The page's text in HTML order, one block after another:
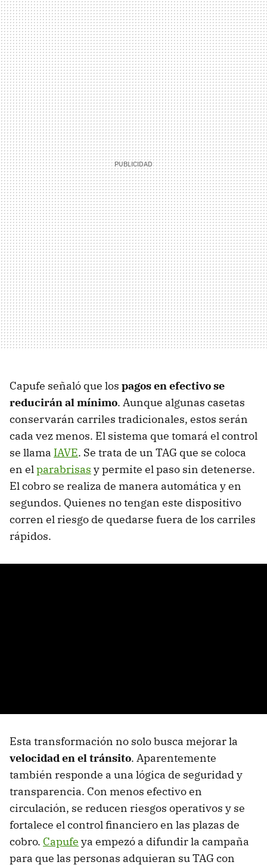
Capufe señaló que los pagos en efectivo se
reducirán al mínimo. Aunque algunas casetas
conservarán carriles tradicionales, estos serán
cada vez menos. El sistema que tomará el control
se llama IAVE. Se trata de un TAG que se coloca
en elparabrisas y permite el paso sin detenerse.
El cobro se realiza de manera automática y en
segundos. Quienes no tengan este dispositivo
corren el riesgo de quedarse fuera de los carriles
rápidos.
Esta transformación no solo busca mejorar la
velocidad en el tránsito. Aparentemente
también responde a una lógica de seguridad y
transparencia. Con menos efectivo en
circulación, se reducen riesgos operativos y se
fortalece el control financiero en las plazas de
cobro. Capufe ya empezó a difundir la campaña
para que las personas adquieran su TAG con